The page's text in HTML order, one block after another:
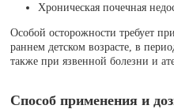
Хроническая почечная
Особой осторожности требует
раннем детском возрасте, в
также при язвенной болезни и
Способ применения и